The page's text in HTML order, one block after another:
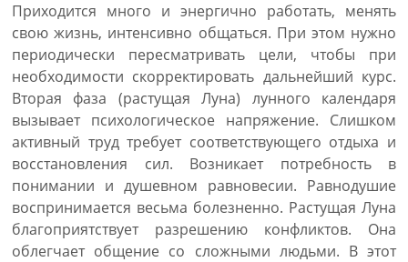
Приходится много и энергично работать, менять
свою жизнь, интенсивно общаться. При этом нужно
периодически пересматривать цели, чтобы при
необходимости скорректировать дальнейший курс.
Вторая фаза (растущая Луна) лунного календаря
вызывает психологическое напряжение. Слишком
активный труд требует соответствующего отдыха и
восстановления сил. Возникает потребность в
понимании и душевном равновесии. Равнодушие
воспринимается весьма болезненно. Растущая Луна
благоприятствует разрешению конфликтов. Она
облегчает общение со сложными людьми. В этот